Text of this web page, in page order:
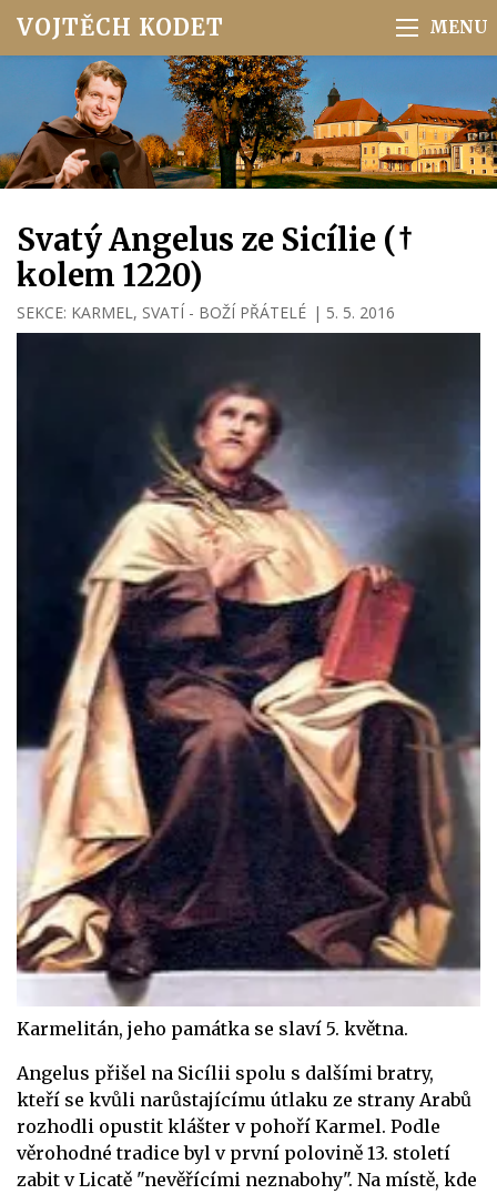
VOJTĚCH KODET
Svatý Angelus ze Sicílie (†
kolem 1220)
SEKCE: KARMEL, SVATÍ - BOŽÍ PŘÁTELÉ | 5. 5. 2016
Karmelitán, jeho památka se slaví 5. května.
Angelus přišel na Sicílii spolu s dalšími bratry,
kteří se kvůli narůstajícímu útlaku ze strany Arabů
rozhodli opustit klášter v pohoří Karmel. Podle
věrohodné tradice byl v první polovině 13. století
zabit v Licatě "nevěřícími neznabohy". Na místě, kde